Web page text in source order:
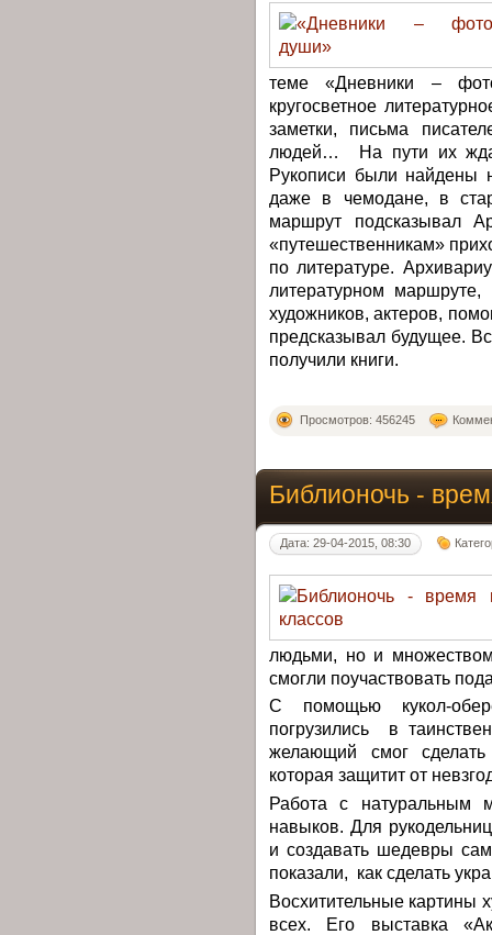
теме «Дневники –
кругосветное
заметки, письма
людей… На пути их
Рукописи были найдены
даже в чемодане, в
маршрут подсказывал
«путешественникам»
по литературе.
литературном
художников, актеров,
предсказывал будущее.
получили книги.
Просмотров: 456245
Библионочь -
Дата: 29-04-2015, 08:30
людьми, но и
смогли поучаствовать
С помощью кукол-
погрузились в
желающий смог
которая защитит от
Работа с натуральным
навыков. Для
и создавать шедевры
показали, как сделать
Восхитительные картины
всех. Его выставка